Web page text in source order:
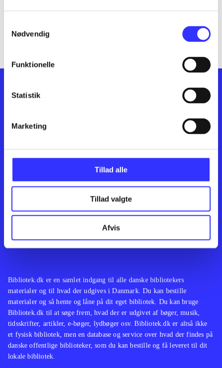
Nødvendig
Funktionelle
Statistik
Marketing
Tillad alle
Tillad valgte
Afvis
lorem ipsum dolor sit amet ...
Feedback
Bibliotek.dk er en samlet indgang til alle danske bibliotekers
materialer og til hvad der udgives i Danmark. Du kan bestille
materialer og så hente og låne på dit eget bibliotek. Du kan bruge
Bibliotek.dk til at søge frem, hvad der er udgivet af bøger, musik,
tidsskrifter, artikler, e-bøger, lydbøger osv. Bibliotek.dk er altså ikke
et fysisk bibliotek, men en database og service over hvad der findes på
danske offentlige biblioteker, som du kan bestille og få leveret til dit
lokale bibliotek.
Kontakt os
English
Artikler
Film
Musik
Noder